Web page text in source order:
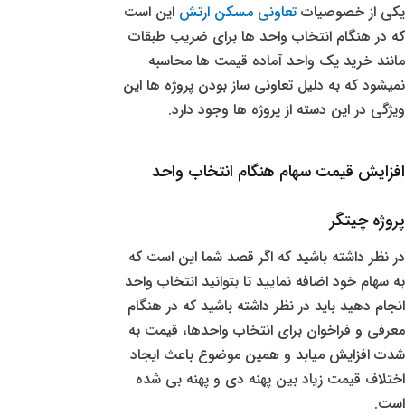
یکی از خصوصیات تعاونی مسکن ارتش این است
که در هنگام انتخاب واحد ها برای ضریب طبقات
مانند خرید یک واحد آماده قیمت ها محاسبه
نمیشود که به دلیل تعاونی ساز بودن پروژه ها این
ویژگی در این دسته از پروژه ها وجود دارد.
افزایش قیمت سهام هنگام انتخاب واحد
پروژه چیتگر
در نظر داشته باشید که اگر قصد شما این است که
به سهام خود اضافه نمایید تا بتوانید انتخاب واحد
انجام دهید باید در نظر داشته باشید که در هنگام
معرفی و فراخوان برای انتخاب واحدها، قیمت به
شدت افزایش میابد و همین موضوع باعث ایجاد
اختلاف قیمت زیاد بین پهنه دی و پهنه بی شده
است.